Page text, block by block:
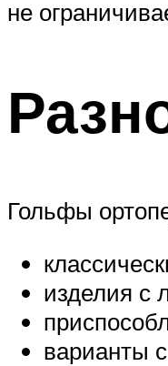
не
Гольфы
изделия с
варианты